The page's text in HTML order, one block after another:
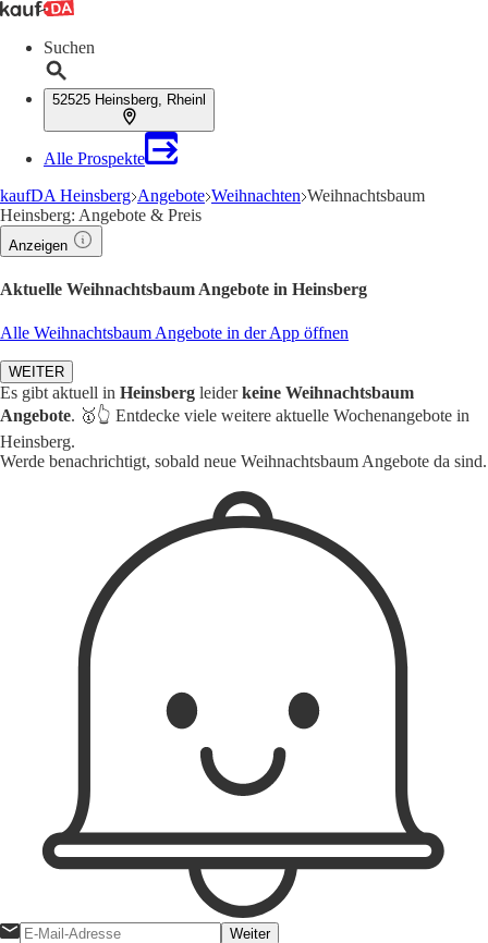
Suchen
52525 Heinsberg, Rheinl
Alle Prospekte
kaufDA Heinsberg Angebote Weihnachten Weihnachtsbaum
Heinsberg: Angebote & Preis
Anzeigen
Aktuelle Weihnachtsbaum Angebote in Heinsberg
Alle Weihnachtsbaum Angebote in der App öffnen
WEITER
Es gibt aktuell in Heinsberg leiderkeine Weihnachtsbaum
Angebote. 🥇👆 Entdecke viele weitere aktuelle Wochenangebote in
Heinsberg.
Werde benachrichtigt, sobald neue Weihnachtsbaum Angebote da sind.
Weiter